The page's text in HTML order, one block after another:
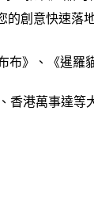
的創意快速落
布》、《暹羅
香港萬事達等